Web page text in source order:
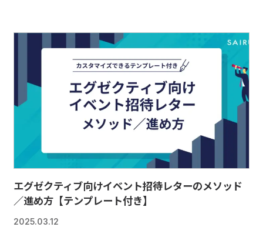
エグゼクティブ向けイベント招待レターのメソッド
／進め方【テンプレート付き】
2025.03.12